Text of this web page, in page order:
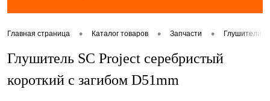
Главная страница • Каталог товаров • Запчасти • Глушители
Глушитель SC Projeсt серебристый
короткий с загибом D51mm